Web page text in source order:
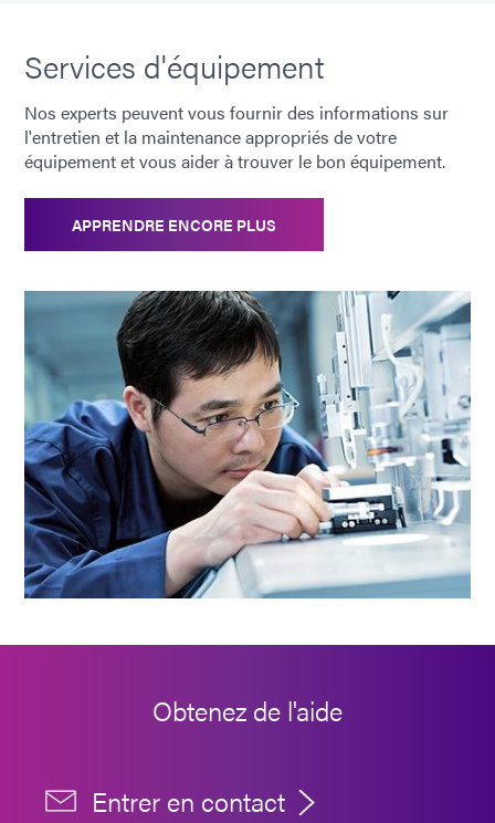
Services d'équipement
Nos experts peuvent vous fournir des informations sur
l'entretien et la maintenance appropriés de votre
équipement et vous aider à trouver le bon équipement.
APPRENDRE ENCORE PLUS
Obtenez de l'aide
Entrer en contact